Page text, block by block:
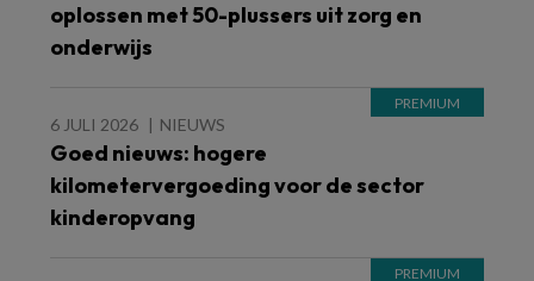
oplossen met 50-plussers uit zorg en
onderwijs
6 JULI 2026 NIEUWS
Goed nieuws: hogere
kilometervergoeding voor de sector
kinderopvang